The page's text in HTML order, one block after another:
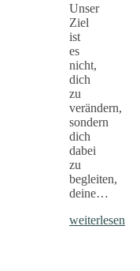
Unser
Ziel
ist
es
nicht,
dich
zu
verändern,
sondern
dich
dabei
zu
begleiten,
deine…
weiterlesen